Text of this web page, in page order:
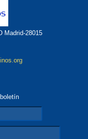
Madrid-28015